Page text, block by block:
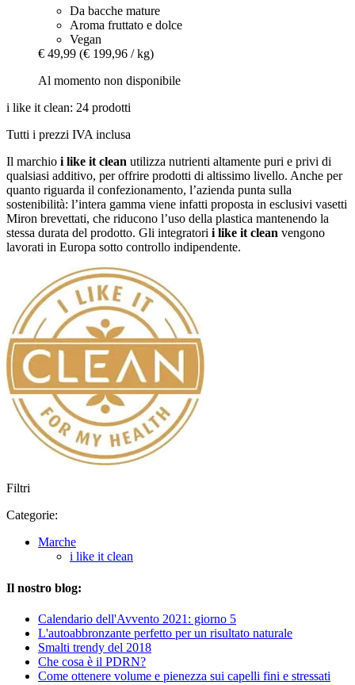
Da bacche mature
Aroma fruttato e dolce
Vegan
€ 49,99 (€ 199,96 / kg)
Al momento non disponibile
i like it clean: 24 prodotti
Tutti i prezzi IVA inclusa
Il marchio i like it clean utilizza nutrienti altamente puri e privi di
qualsiasi additivo, per offrire prodotti di altissimo livello. Anche per
quanto riguarda il confezionamento, l’azienda punta sulla
sostenibilità: l’intera gamma viene infatti proposta in esclusivi vasetti
Miron brevettati, che riducono l’uso della plastica mantenendo la
stessa durata del prodotto. Gli integratori i like it clean vengono
lavorati in Europa sotto controllo indipendente.
Filtri
Categorie:
Marche
i like it clean
Il nostro blog:
Calendario dell'Avvento 2021: giorno 5
L'autoabbronzante perfetto per un risultato naturale
Smalti trendy del 2018
Che cosa è il PDRN?
Come ottenere volume e pienezza sui capelli fini e stressati